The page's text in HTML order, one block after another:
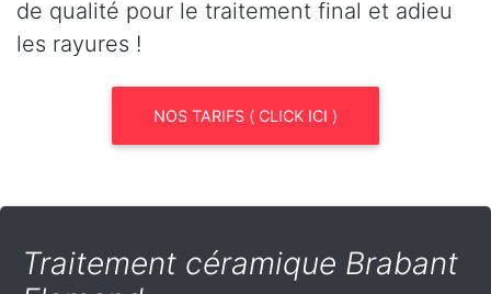
de qualité pour le traitement final et adieu
les rayures !
NOS TARIFS ( CLICK ICI )
Traitement céramique Brabant